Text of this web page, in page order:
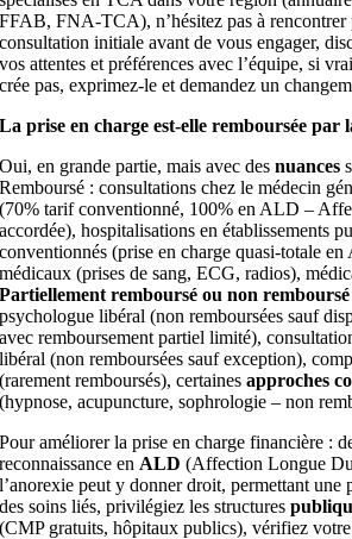
FFAB, FNA-TCA), n’hésitez pas à rencontrer
consultation initiale avant de vous engager,
vos attentes et préférences avec l’équipe, si
crée pas, exprimez-le et demandez un
La prise en charge est-elle remboursée par
Oui, en grande partie, mais avec desnuances
Remboursé : consultations chez lemédecin
(70% tarif conventionné, 100% en ALD –
accordée),hospitalisations en établissements
conventionnés (prise en charge quasi-totale
médicaux (prises de sang, ECG, radios),
Partiellement remboursé ou non remboursé
psychologue libéral (non remboursées sauf
avec remboursement partiel limité),
libéral (non remboursées sauf exception),
(rarement remboursés), certainesapproches
(hypnose, acupuncture, sophrologie – non
Pour améliorer la prise en charge financière :
reconnaissance en ALD (Affection Longue
l’anorexie peut y donner droit, permettant une
des soins liés, privilégiez les structures
(CMP gratuits, hôpitaux publics), vérifiez